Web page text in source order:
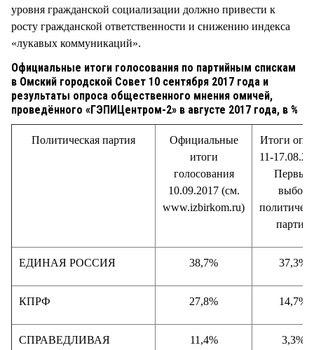
уровня гражданской социализации должно привести к
росту гражданской ответственности и снижению индекса
«лукавых коммуникаций».
Официальные итоги голосования по партийным спискам
в Омский городской Совет 10 сентября 2017 года и
результаты опроса общественного мнения омичей,
проведённого «ГЭПИЦентром-2» в августе 2017 года, в %
Политическая партия
Официальные
итоги
голосования
10.09.2017 (см.
www.izbirkom.ru)
Итоги
11-
Первый
выбор
партии
ЕДИНАЯ РОССИЯ 38,7% 37,3%
КПРФ 27,8% 14,7%
СПРАВЕДЛИВАЯ 11,4% 3,3%